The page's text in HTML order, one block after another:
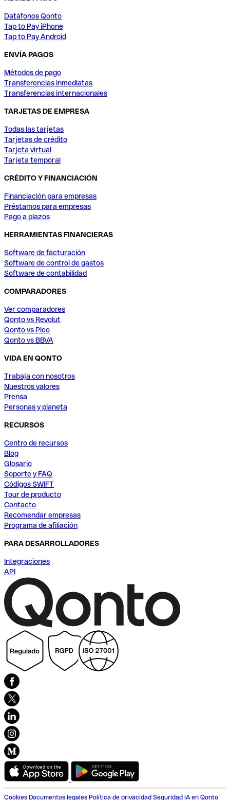
Datáfonos Qonto
Tap to Pay iPhone
Tap to Pay Android
ENVÍA PAGOS
Métodos de pago
Transferencias inmediatas
Transferencias internacionales
TARJETAS DE EMPRESA
Todas las tarjetas
Tarjetas de crédito
Tarjeta virtual
Tarjeta temporal
CRÉDITO Y FINANCIACIÓN
Financiación para empresas
Préstamos para empresas
Pago a plazos
HERRAMIENTAS FINANCIERAS
Software de facturación
Software de control de gastos
Software de contabilidad
COMPARADORES
Ver comparadores
Qonto vs Revolut
Qonto vs Pleo
Qonto vs BBVA
VIDA EN QONTO
Trabaja con nosotros
Nuestros valores
Prensa
Personas y planeta
RECURSOS
Centro de recursos
Blog
Glosario
Soporte y FAQ
Códigos SWIFT
Tour de producto
Contacto
Recomendar empresas
Programa de afiliación
PARA DESARROLLADORES
Integraciones
API
Cookies Documentos legales Política de privacidad Seguridad IA en Qonto